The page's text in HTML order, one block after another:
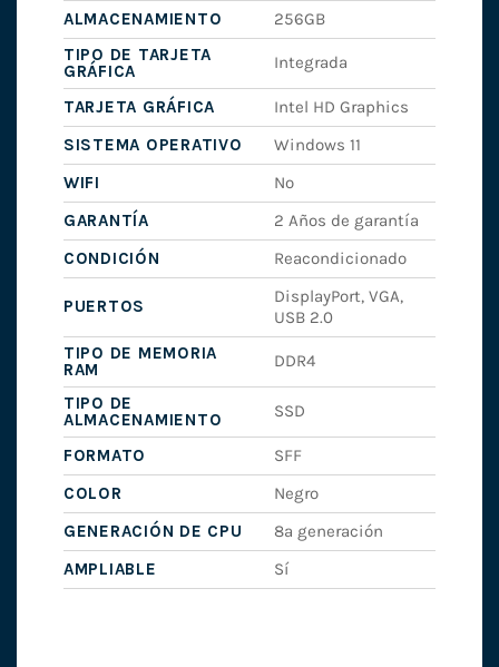
ALMACENAMIENTO
256GB
TIPO DE TARJETA
GRÁFICA
Integrada
TARJETA GRÁFICA
Intel HD Graphics
SISTEMA OPERATIVO
Windows 11
WIFI
No
GARANTÍA
2 Años de garantía
CONDICIÓN
Reacondicionado
PUERTOS
DisplayPort, VGA,
USB 2.0
TIPO DE MEMORIA
RAM
DDR4
TIPO DE
ALMACENAMIENTO
SSD
FORMATO
SFF
COLOR
Negro
GENERACIÓN DE CPU
8ª generación
AMPLIABLE
Sí